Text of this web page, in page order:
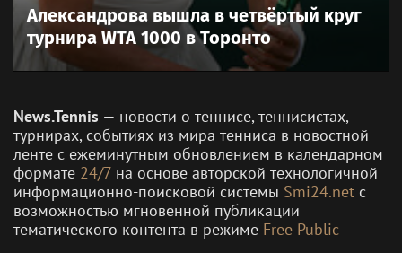
Александрова вышла в четвёртый круг
турнира WTA 1000 в Торонто
News.Tennis — новости о теннисе, теннисистах,
турнирах, событиях из мира тенниса в новостной
ленте с ежеминутным обновлением в календарном
формате 24/7 на основе авторской технологичной
информационно-поисковой системы Smi24.net с
возможностью мгновенной публикации
тематического контента в режиме Free Public